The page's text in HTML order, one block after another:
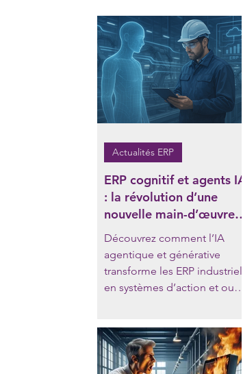
Actualités Industrie 4.0
ERP cognitif et agents IA
: la révolution d’une
nouvelle main-d’œuvre
numérique dans
l’industrie
Découvrez comment l’IA
agentique et générative
transforme les ERP industriels
en systèmes d’action et ouvre
Actualités ERP